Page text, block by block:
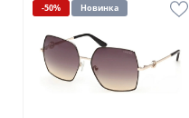
-50% Новинка